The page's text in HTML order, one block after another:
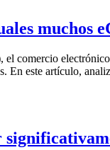
muchos
el comercio
En este artículo,